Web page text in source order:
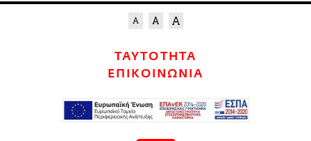
ΤΑΥΤΟΤΗΤΑ
ΕΠΙΚΟΙΝΩΝΙΑ